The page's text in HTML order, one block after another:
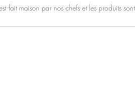
fait maison par nos chefs et les produits